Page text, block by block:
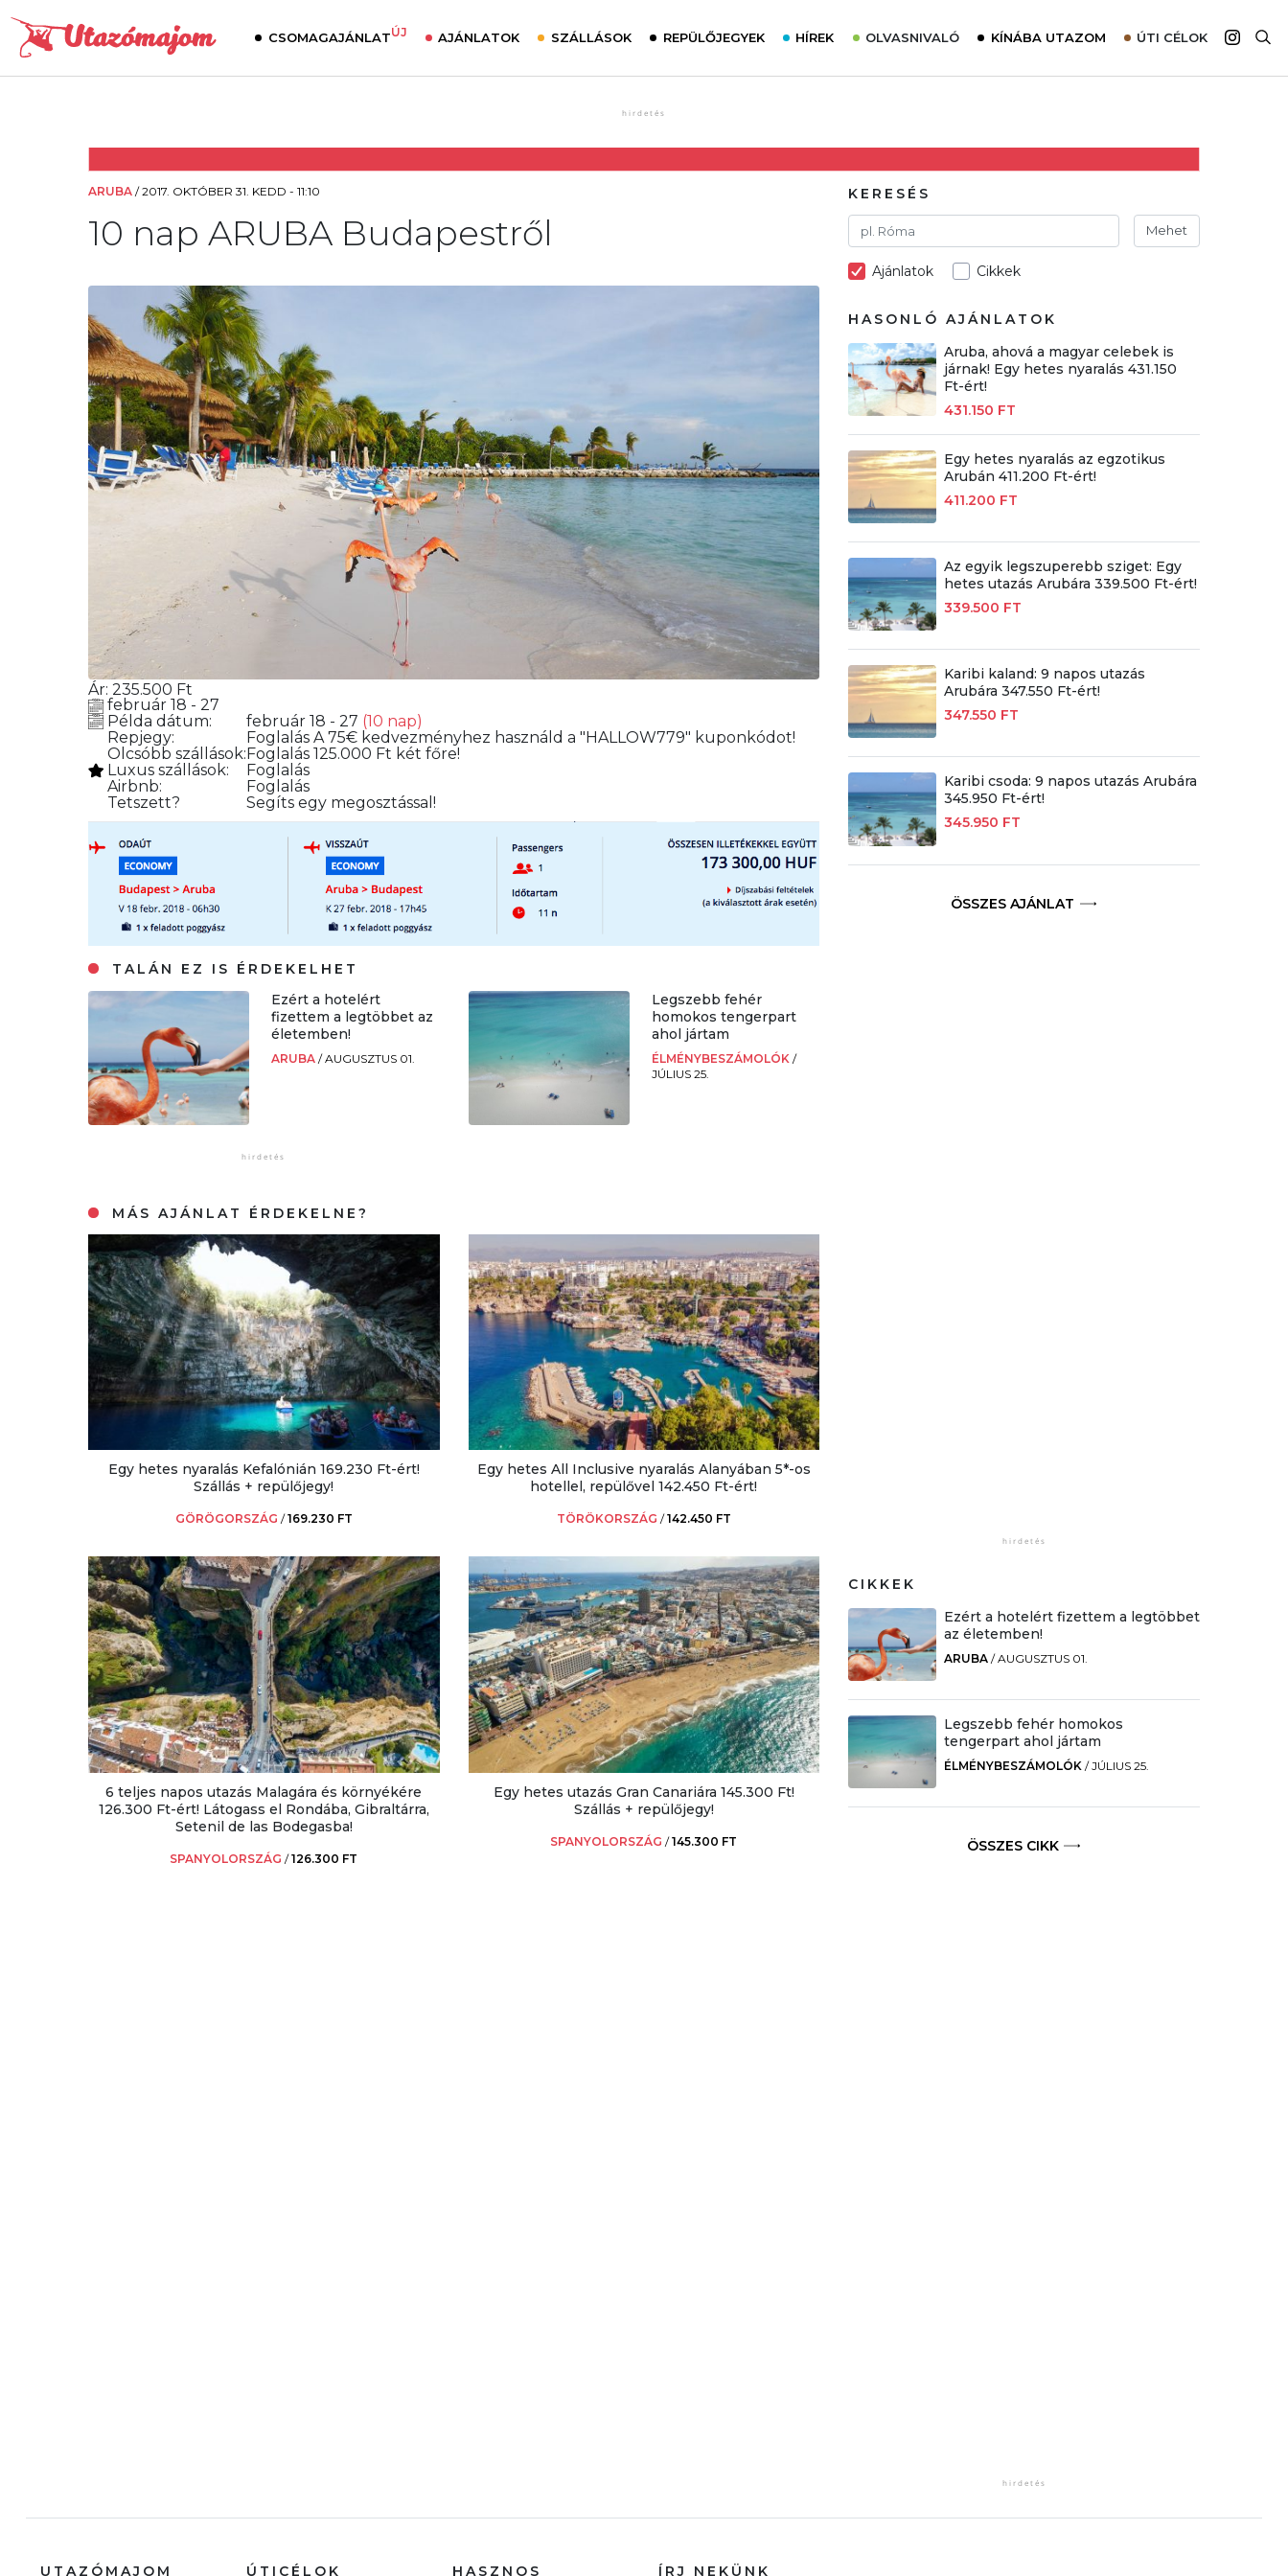
CSOMAGAJÁNLATÚJ AJÁNLATOK SZÁLLÁSOK REPÜLŐJEGYEK HÍREK OLVASNIVALÓ
Utazómajom – CitySIM kártya a világutazóknak
Élménybeszámolók
Szállodalátogatás
Sajtómegjelenések
KÍNÁBA UTAZOM ÚTI CÉLOK
Afrika
ARUBA /2017. OKTÓBER 31. KEDD - 11:10
10 nap ARUBA Budapestről
Ár: 235.500 Ft
február 18 - 27
Példa dátum:
február 18 - 27 (10 nap)
Repjegy:
Foglalás A 75€ kedvezményhez használd a "HALLOW779" kuponkódot!
Olcsóbb szállások:Foglalás 125.000 Ft két főre!
Luxus szállások:
Foglalás
Airbnb:
Foglalás
Tetszett?
Segíts egy megosztással!
TALÁN EZ IS ÉRDEKELHET
Ezért a hotelért
fizettem a legtöbbet az
életemben!
ARUBA/AUGUSZTUS 01.
Legszebb fehér
homokos tengerpart
ahol jártam
ÉLMÉNYBESZÁMOLÓK /
JÚLIUS 25.
MÁS AJÁNLAT ÉRDEKELNE?
Egy hetes nyaralás Kefalónián 169.230 Ft-ért!
Szállás + repülőjegy!
GÖRÖGORSZÁG /169.230 FT
Egy hetes All Inclusive nyaralás Alanyában 5*-os
hotellel, repülővel 142.450 Ft-ért!
TÖRÖKORSZÁG /142.450 FT
6 teljes napos utazás Malagára és környékére
126.300 Ft-ért! Látogass el Rondába, Gibraltárra,
Setenil de las Bodegasba!
SPANYOLORSZÁG /126.300 FT
Egy hetes utazás Gran Canariára 145.300 Ft!
Szállás + repülőjegy!
SPANYOLORSZÁG /145.300 FT
KERESÉS
Mehet
Ajánlatok Cikkek
HASONLÓ AJÁNLATOK
Aruba, ahová a magyar celebek is
járnak! Egy hetes nyaralás 431.150
Ft-ért!
431.150 FT
Egy hetes nyaralás az egzotikus
Arubán 411.200 Ft-ért!
411.200 FT
Az egyik legszuperebb sziget: Egy
hetes utazás Arubára 339.500 Ft-ért!
339.500 FT
Karibi kaland: 9 napos utazás
Arubára 347.550 Ft-ért!
347.550 FT
Karibi csoda: 9 napos utazás Arubára
345.950 Ft-ért!
345.950 FT
ÖSSZES AJÁNLAT
CIKKEK
Ezért a hotelért fizettem a legtöbbet
az életemben!
ARUBA /AUGUSZTUS 01.
Legszebb fehér homokos
tengerpart ahol jártam
ÉLMÉNYBESZÁMOLÓK /JÚLIUS 25.
ÖSSZES CIKK
UTAZÓMAJOM ÚTICÉLOK HASZNOS ÍRJ NEKÜNK